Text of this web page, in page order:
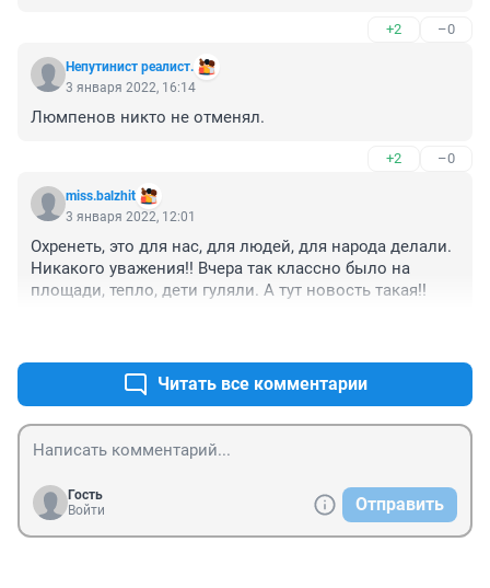
+2 –0
Непутинист реалист.
3 января 2022, 16:14
Люмпенов никто не отменял.
+2 –0
miss.balzhit
3 января 2022, 12:01
Охренеть, это для нас, для людей, для народа делали.
Никакого уважения!! Вчера так классно было на
площади, тепло, дети гуляли. А тут новость такая!!
Читать все комментарии
Гость
Войти
Отправить